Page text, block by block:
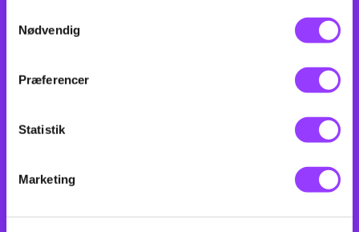
Nødvendig
Præferencer
Statistik
Marketing
vi relevante nyheder til dig.
TILMELD